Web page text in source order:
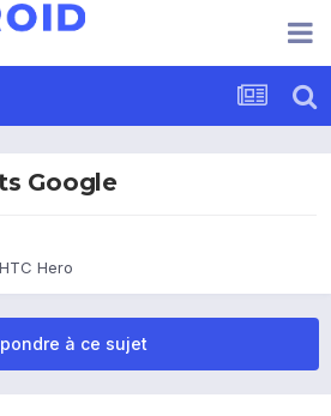
Google
HTC Hero
à ce sujet